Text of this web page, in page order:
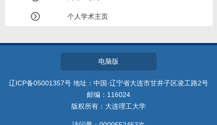
个人学术主页
电脑版
辽ICP备05001357号 地址：中国·辽宁省大连市甘井子区凌工路2号
邮编：116024
版权所有：大连理工大学